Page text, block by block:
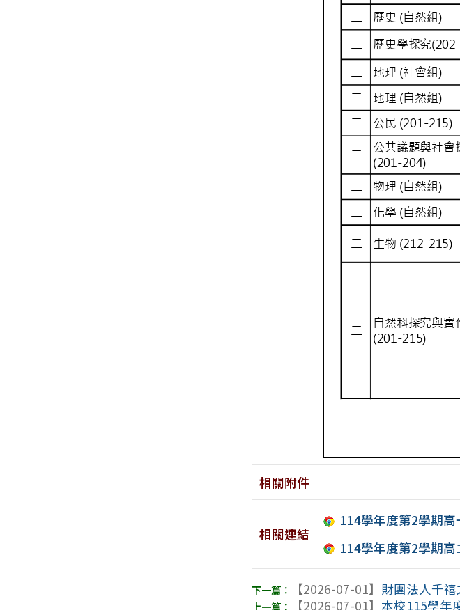
相關附件
相關連結
114學年度第2學期
114學年度第2學期
【2026-07-01】 財團法人千
【2026-07-01】本校115學年